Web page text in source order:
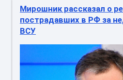
Мирошник рассказал о
пострадавших в РФ за
ВСУ